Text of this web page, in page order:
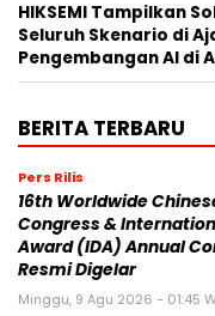
HIKSEMI Tampilkan
Seluruh Skenario di
Pengembangan AI di
BERITA TERBARU
Pers Rilis
16th Worldwide
Congress &
Award (IDA) Annual
Resmi Digelar
Minggu, 9 Agu 2026 - 01:45